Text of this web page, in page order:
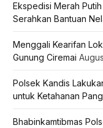
Ekspedisi Merah
Serahkan Bantuan
Menggali Kearifan
Gunung Ciremai
Polsek Kandis
untuk Ketahanan
Bhabinkamtibmas